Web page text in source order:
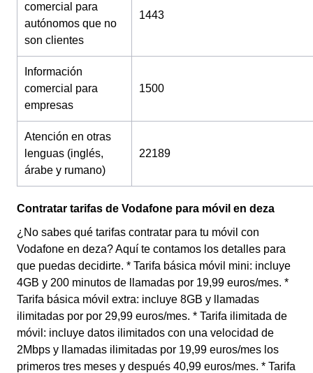
comercial para
autónomos que no
son clientes
1443
Información
comercial para
empresas
1500
Atención en otras
lenguas (inglés,
árabe y rumano)
22189
Contratar tarifas de Vodafone para móvil en deza
¿No sabes qué tarifas contratar para tu móvil con
Vodafone en deza? Aquí te contamos los detalles para
que puedas decidirte. * Tarifa básica móvil mini: incluye
4GB y 200 minutos de llamadas por 19,99 euros/mes. *
Tarifa básica móvil extra: incluye 8GB y llamadas
ilimitadas por por 29,99 euros/mes. * Tarifa ilimitada de
móvil: incluye datos ilimitados con una velocidad de
2Mbps y llamadas ilimitadas por 19,99 euros/mes los
primeros tres meses y después 40,99 euros/mes. * Tarifa